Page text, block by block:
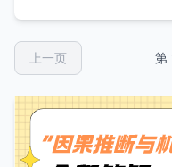
上一页 第